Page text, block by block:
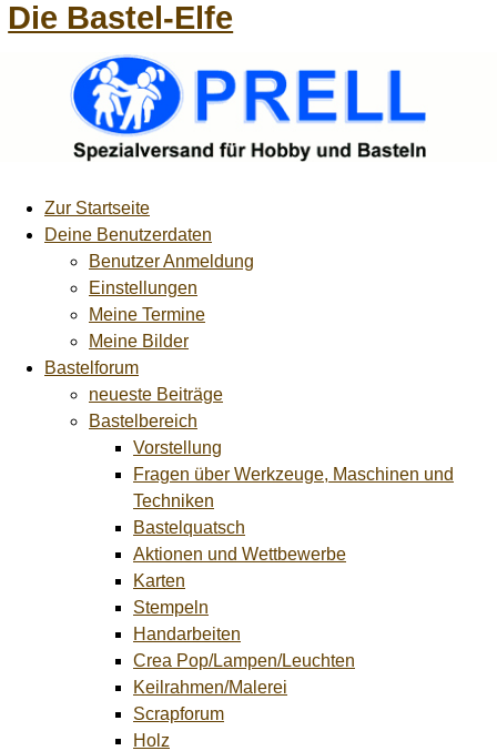
Die Bastel-Elfe
Zur Startseite
Deine Benutzerdaten
Benutzer Anmeldung
Einstellungen
Meine Termine
Meine Bilder
Bastelforum
neueste Beiträge
Bastelbereich
Vorstellung
Fragen über Werkzeuge, Maschinen und
Techniken
Bastelquatsch
Aktionen und Wettbewerbe
Karten
Stempeln
Handarbeiten
Crea Pop/Lampen/Leuchten
Keilrahmen/Malerei
Scrapforum
Holz